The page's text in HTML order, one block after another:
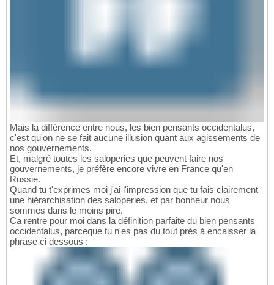
Mais la différence entre nous, les bien pensants occidentalus,
c'est qu'on ne se fait aucune illusion quant aux agissements de
nos gouvernements.
Et, malgré toutes les saloperies que peuvent faire nos
gouvernements, je préfère encore vivre en France qu'en
Russie.
Quand tu t'exprimes moi j'ai l'impression que tu fais clairement
une hiérarchisation des saloperies, et par bonheur nous
sommes dans le moins pire.
Ca rentre pour moi dans la définition parfaite du bien pensants
occidentalus, parceque tu n'es pas du tout près à encaisser la
phrase ci dessous :